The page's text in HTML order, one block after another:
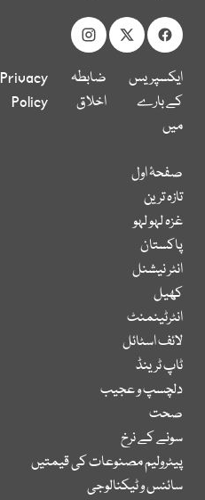
ایکسپریس
کے بارے
میں
ضابطہ
اخلاق
Privacy
Policy
صفحۂ اول
تازہ ترین
غزہ لہو لہو
پاکستان
انٹر نیشنل
کھیل
انٹرٹینمنٹ
لائف اسٹائل
ٹاپ ٹرینڈ
دلچسپ و عجیب
صحت
سونے کے نرخ
پیٹرولیم مصنوعات کی قیمتیں
سائنس و ٹیکنالوجی